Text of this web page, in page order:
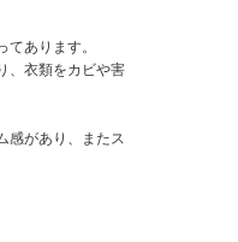
あります。
、衣類をカビや害
感があり、またス